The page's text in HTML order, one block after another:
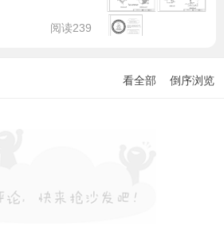
阅读239
看全部 倒序浏览